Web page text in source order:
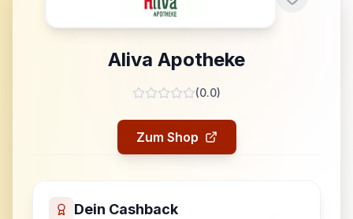
Aliva Apotheke
(0.0)
Zum Shop
Dein Cashback